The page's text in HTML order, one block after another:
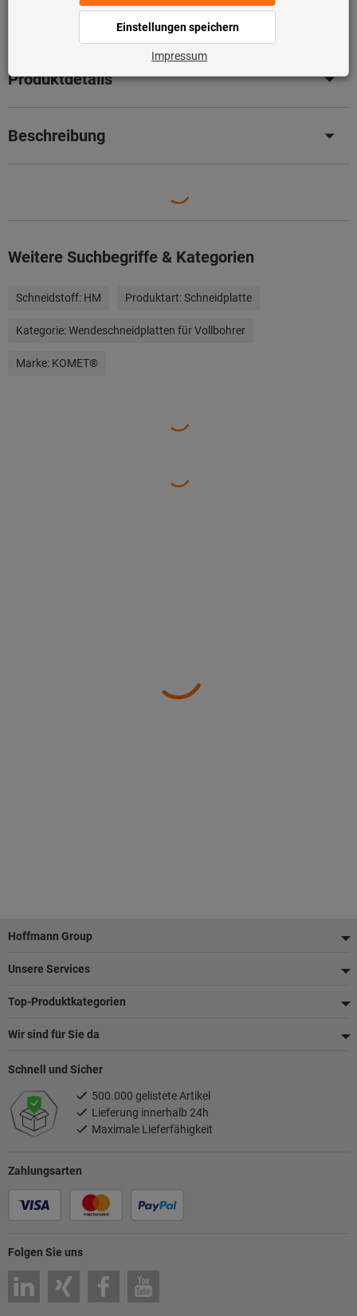
Artikel teilen
Produktdetails
Beschreibung
Weitere Suchbegriffe & Kategorien
Schneidstoff: HM Produktart:Schneidplatte
Kategorie:Wendeschneidplatten für Vollbohrer
Marke: KOMET®
Fußzeile
Hoffmann Group
Unsere Services
Top-Produktkategorien
Wir sind für Sie da
Folgen Sie uns
Zahlungsarten
Schnell und Sicher
500.000 gelistete Artikel
Lieferung innerhalb 24h
Maximale Lieferfähigkeit